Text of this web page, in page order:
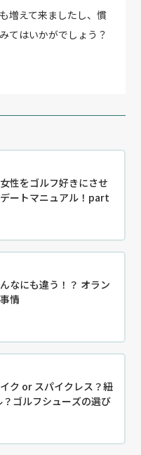
増えて来ましたし、慣
てはいかがでしょう？
性をゴルフ好きにさせ
ートマニュアル！part
にも違う！？ オラン
情
ク or スパイクレス？紐
ゴルフシューズの選び